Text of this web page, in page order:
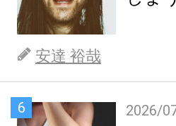
安達 裕哉
6 2026/